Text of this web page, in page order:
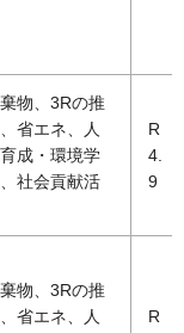
物、3Rの推
省エネ、人
成・環境学
社会貢献活
R
4.
9
物、3Rの推
省エネ、人
R